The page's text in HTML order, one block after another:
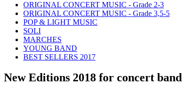
ORIGINAL CONCERT MUSIC - Grade 2-3
ORIGINAL CONCERT MUSIC - Grade 3,5-5
POP & LIGHT MUSIC
SOLI
MARCHES
YOUNG BAND
BEST SELLERS 2017
New Editions 2018 for concert band